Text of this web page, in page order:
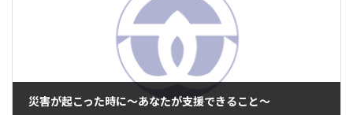
災害が起こった時に～あなたが支援できること～